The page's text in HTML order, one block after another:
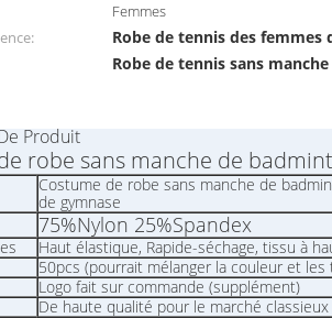
Femmes
Robe de tennis des femmes
Robe de tennis sans
Produit
robe sans manche de
Costume de robe sans manche de
de gymnase
75%Nylon 25%Spandex
Haut élastique, Rapide-séchage, tissu à
50pcs (pourrait mélanger la couleur et les
Logo fait sur commande (supplément)
De haute qualité pour le marché classieux